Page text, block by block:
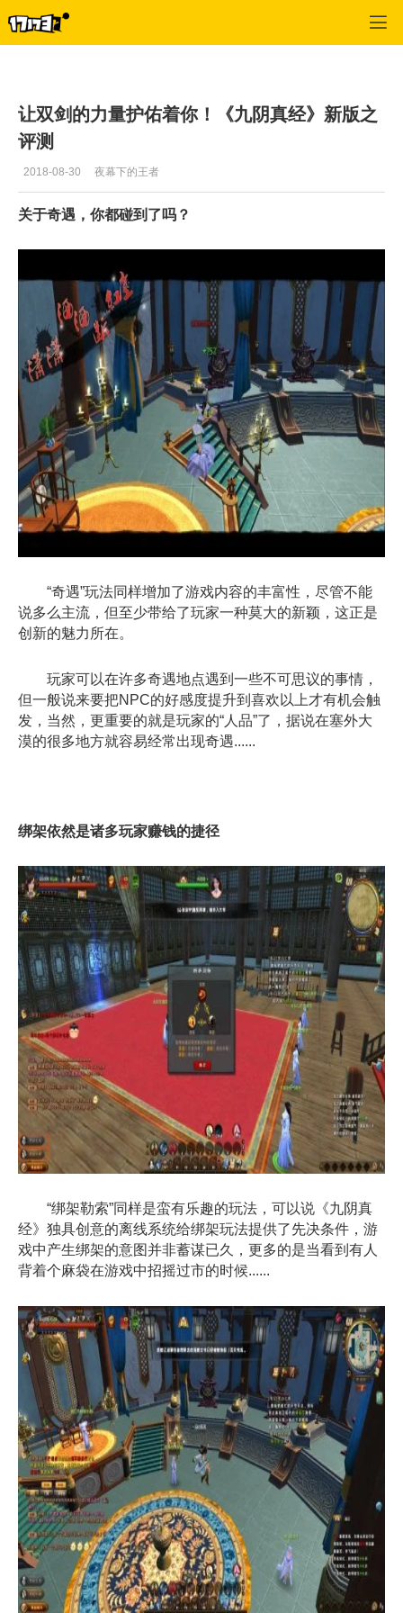
让双剑的力量护佑着你！《九阴真经》新版之
评测
2018-08-30 夜幕下的王者
关于奇遇，你都碰到了吗？
“奇遇”玩法同样增加了游戏内容的丰富性，尽管不能
说多么主流，但至少带给了玩家一种莫大的新颖，这正是
创新的魅力所在。
玩家可以在许多奇遇地点遇到一些不可思议的事情，
但一般说来要把NPC的好感度提升到喜欢以上才有机会触
发，当然，更重要的就是玩家的“人品”了，据说在塞外大
漠的很多地方就容易经常出现奇遇......
绑架依然是诸多玩家赚钱的捷径
“绑架勒索”同样是蛮有乐趣的玩法，可以说《九阴真
经》独具创意的离线系统给绑架玩法提供了先决条件，游
戏中产生绑架的意图并非蓄谋已久，更多的是当看到有人
背着个麻袋在游戏中招摇过市的时候......